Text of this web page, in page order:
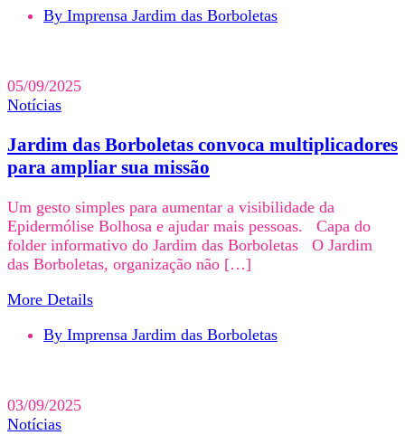
By Imprensa Jardim das Borboletas
05/09/2025
Notícias
Jardim das Borboletas convoca multiplicadores
para ampliar sua missão
Um gesto simples para aumentar a visibilidade da
Epidermólise Bolhosa e ajudar mais pessoas. Capa do
folder informativo do Jardim das Borboletas O Jardim
das Borboletas, organização não […]
More Details
By Imprensa Jardim das Borboletas
03/09/2025
Notícias